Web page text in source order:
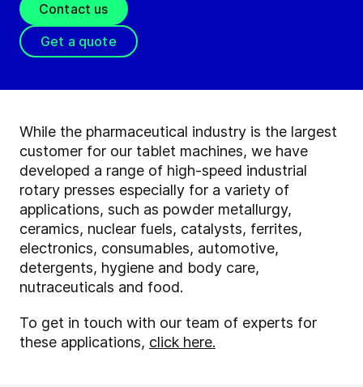
Contact us
Get a quote
While the pharmaceutical industry is the largest
customer for our tablet machines, we have
developed a range of high-speed industrial
rotary presses especially for a variety of
applications, such as powder metallurgy,
ceramics, nuclear fuels, catalysts, ferrites,
electronics, consumables, automotive,
detergents, hygiene and body care,
nutraceuticals and food.
To get in touch with our team of experts for
these applications, click here.